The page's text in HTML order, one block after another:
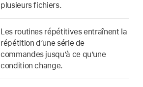
plusieurs fichiers.
Les routines répétitives entraînent la
répétition d’une série de
commandes jusqu’à ce qu’une
condition change.